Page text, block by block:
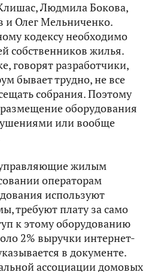
Людмила Бокова,
Олег Мельниченко.
кодексу необходимо
собственников жилья.
говорят разработчики,
бывает трудно, не все
собрания. Поэтому
оборудования
или вообще
жилым
операторам
используют
требуют плату за само
к этому оборудованию
2% выручки интернет-
в документе.
ассоциации домовых